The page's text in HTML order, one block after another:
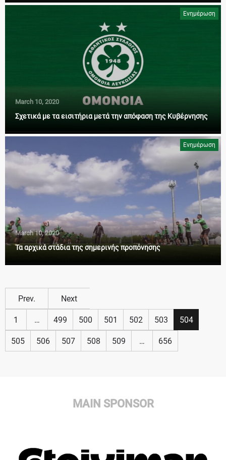
Ενημέρωση
March 10, 2020
Σχετικά με τα εισιτήρια μετά την απόφαση της Κυβέρνησης
Ενημέρωση
March 10, 2020
Τα αρχικά στάδια της σημερινής προπόνησης
Prev. Next
1 … 499 500 501 502 503 504
505 506 507 508 509 … 656
MAIN SPONSOR